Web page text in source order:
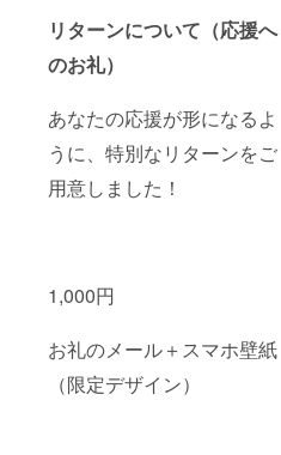
リターンについて（応援へ
のお礼）
あなたの応援が形になるよ
うに、特別なリターンをご
用意しました！
1,000円
お礼のメール＋スマホ壁紙
（限定デザイン）